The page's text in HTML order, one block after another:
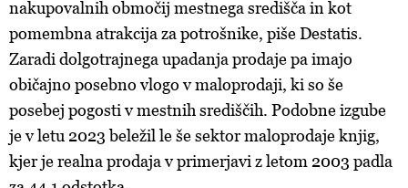
nakupovalnih območij mestnega središča in kot
pomembna atrakcija za potrošnike, piše Destatis.
Zaradi dolgotrajnega upadanja prodaje pa imajo
običajno posebno vlogo v maloprodaji, ki so še
posebej pogosti v mestnih središčih. Podobne izgube
je v letu 2023 beležil le še sektor maloprodaje knjig,
kjer je realna prodaja v primerjavi z letom 2003 padla